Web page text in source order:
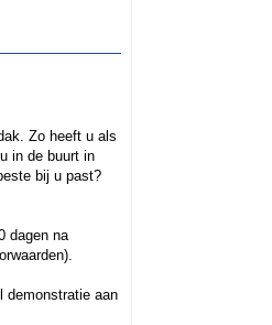
Zo heeft u als
in de buurt in
bij u past?
dagen na
demonstratie aan